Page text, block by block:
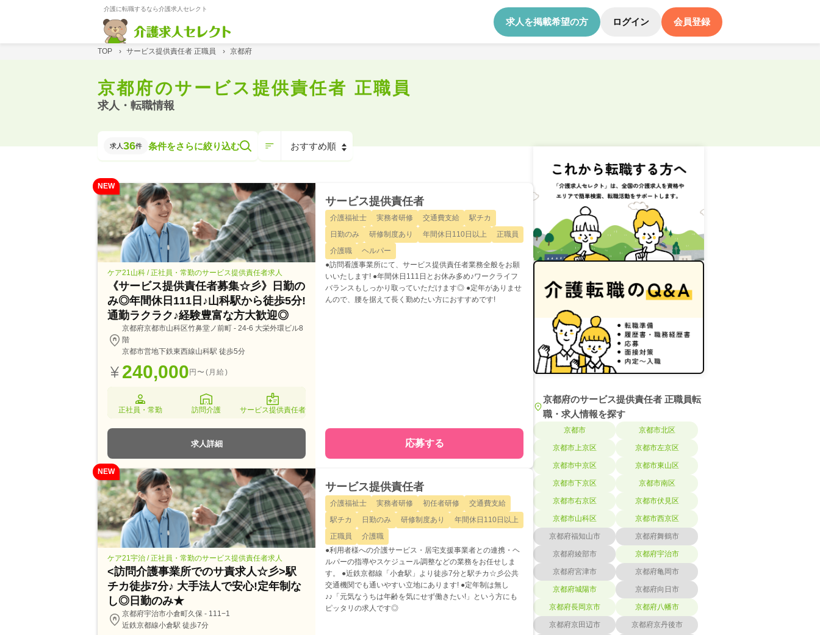
介護に転職するなら介護求人セレクト
求人を掲載希望の方 ログイン 会員登録
TOP › サービス提供責任者 正職員 › 京都府
京都府のサービス提供責任者 正職員
求人・転職情報
求人 36件 条件をさらに絞り込む
NEW
ケア21山科 / 正社員・常勤のサービス提供責任者求人
《サービス提供責任者募集☆彡》日勤の
み◎年間休日111日♪山科駅から徒歩5分!
通勤ラクラク♪経験豊富な方大歓迎◎
京都府京都市山科区竹鼻堂ノ前町 - 24-6 大栄外環ビル8
階
京都市営地下鉄東西線山科駅 徒歩5分
240,000円〜(月給)
正社員・常勤 訪問介護 サービス提供責任者
求人詳細
サービス提供責任者
介護福祉士 実務者研修 交通費支給
駅チカ
日勤のみ
研修制度あり 年間休日110日以上
正職員
介護職
ヘルパー
●訪問看護事業所にて、サービス提供責任者業務全般をお願
いいたします! ●年間休日111日とお休み多め♪ワークライフ
バランスもしっかり取っていただけます◎ ●定年がありませ
んので、腰を据えて長く勤めたい方におすすめです!
応募する
NEW
ケア21宇治 / 正社員・常勤のサービス提供責任者求人
<訪問介護事業所でのサ責求人☆彡>駅
チカ徒歩7分♪ 大手法人で安心!定年制な
し◎日勤のみ★
京都府宇治市小倉町久保 - 111−1
近鉄京都線小倉駅 徒歩7分
サービス提供責任者
介護福祉士 実務者研修 初任者研修
交通費支給
駅チカ
日勤のみ 研修制度あり
年間休日110日以上
正職員
介護職
●利用者様への介護サービス・居宅支援事業者との連携・ヘ
ルパーの指導やスケジュール調整などの業務をお任せしま
す。 ●近鉄京都線「小倉駅」より徒歩7分と駅チカ☆彡公共
交通機関でも通いやすい立地にあります! ●定年制は無し
♪♪「元気なうちは年齢を気にせず働きたい!」という方にも
ピッタリの求人です◎
京都府のサービス提供責任者 正職員転
職・求人情報を探す
京都市 京都市北区
京都市上京区 京都市左京区
京都市中京区 京都市東山区
京都市下京区 京都市南区
京都市右京区 京都市伏見区
京都市山科区 京都市西京区
京都府福知山市 京都府舞鶴市
京都府綾部市 京都府宇治市
京都府宮津市 京都府亀岡市
京都府城陽市 京都府向日市
京都府長岡京市 京都府八幡市
京都府京田辺市 京都府京丹後市